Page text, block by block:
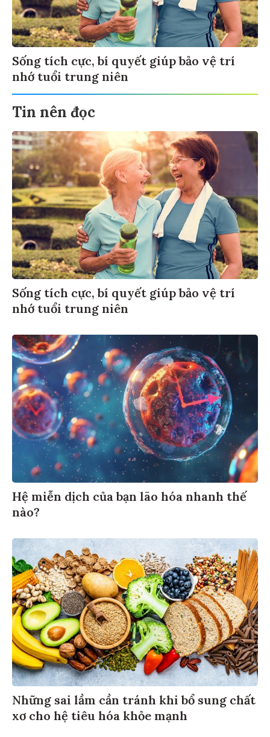
Sống tích cực, bí quyết giúp bảo vệ trí
nhớ tuổi trung niên
Tin nên đọc
Sống tích cực, bí quyết giúp bảo vệ trí
nhớ tuổi trung niên
Hệ miễn dịch của bạn lão hóa nhanh thế
nào?
Những sai lầm cần tránh khi bổ sung chất
xơ cho hệ tiêu hóa khỏe mạnh